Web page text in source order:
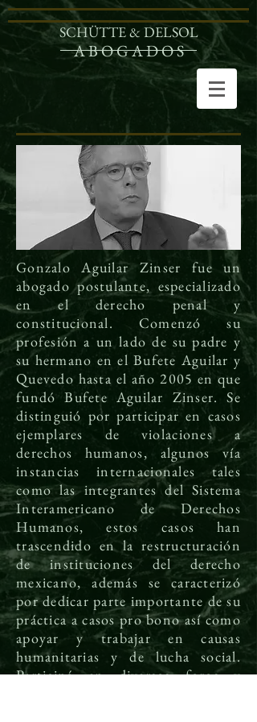
A B O G A D O S
SCHÜTTE & DELSOL
Gonzalo Aguilar Zinser fue un
abogado postulante, especializado
en el derecho penal y
constitucional. Comenzó su
profesión a un lado de su padre y
su hermano en el Bufete Aguilar y
Quevedo hasta el año 2005 en que
fundó Bufete Aguilar Zinser. Se
distinguió por participar en casos
ejemplares de violaciones a
derechos humanos, algunos vía
instancias internacionales tales
como las integrantes del Sistema
Interamericano de Derechos
Humanos, estos casos han
trascendido en la restructuración
de instituciones del derecho
mexicano, además se caracterizó
por dedicar parte importante de su
práctica a casos pro bono así como
apoyar y trabajar en causas
humanitarias y de lucha social.
Participó en diversos foros y